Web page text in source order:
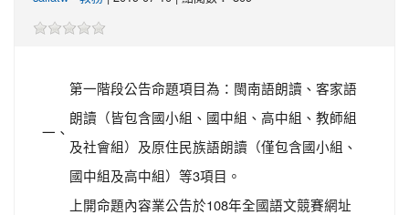
一、
第一階段公告命題項目為：閩南語朗讀、客家語
朗讀（皆包含國小組、國中組、高中組、教師組
及社會組）及原住民族語朗讀（僅包含國小組、
國中組及高中組）等3項目。
上開命題內容業公告於108年全國語文競賽網址